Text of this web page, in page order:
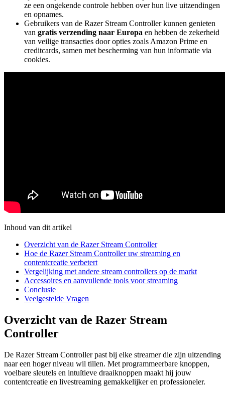
ze een ongekende controle hebben over hun live uitzendingen
en opnames.
Gebruikers van de Razer Stream Controller kunnen genieten
van gratis verzending naar Europa en hebben de zekerheid
van veilige transacties door opties zoals Amazon Prime en
creditcards, samen met bescherming van hun informatie via
cookies.
Inhoud van dit artikel
Overzicht van de Razer Stream Controller
Hoe de Razer Stream Controller uw streaming en
contentcreatie verbetert
Vergelijking met andere stream controllers op de markt
Accessoires en aanvullende tools voor streaming
Conclusie
Veelgestelde Vragen
Overzicht van de Razer Stream
Controller
De Razer Stream Controller past bij elke streamer die zijn uitzending
naar een hoger niveau wil tillen. Met programmeerbare knoppen,
voelbare sleutels en intuïtieve draaiknoppen maakt hij jouw
contentcreatie en livestreaming gemakkelijker en professioneler.